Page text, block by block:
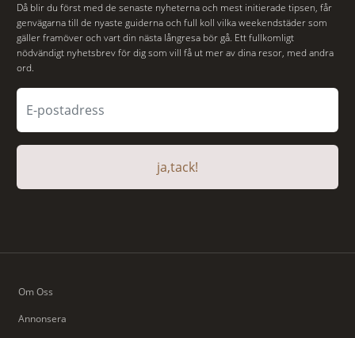
Då blir du först med de senaste nyheterna och mest initierade tipsen, får
genvägarna till de nyaste guiderna och full koll vilka weekendstäder som
gäller framöver och vart din nästa långresa bör gå. Ett fullkomligt
nödvändigt nyhetsbrev för dig som vill få ut mer av dina resor, med andra
ord.
ja,tack!
Om Oss
Annonsera